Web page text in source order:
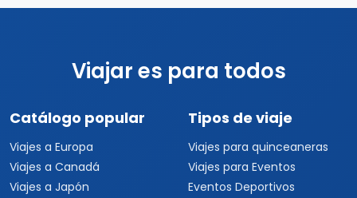
Viajar es para todos
Catálogo popular
Viajes a Europa
Viajes a Canadá
Viajes a Japón
Tipos de viaje
Viajes para quinceaneras
Viajes para Eventos
Eventos Deportivos